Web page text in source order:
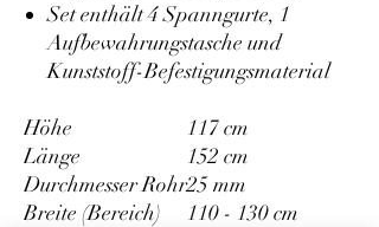
Set enthält 4 Spanngurte, 1
Aufbewahrungstasche und
Kunststoff-Befestigungsmaterial
Höhe
117 cm
Länge
152 cm
Durchmesser Rohr25 mm
Breite (Bereich)
110 - 130 cm